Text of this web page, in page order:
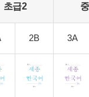
초급2
2B 3A